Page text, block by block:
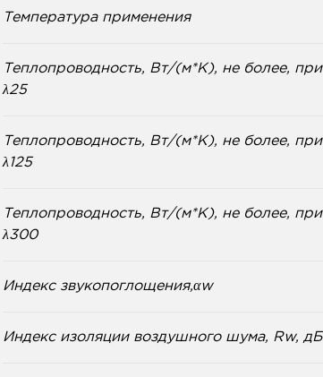
Температура применения
Теплопроводность, Вт/(м*К), не более, при
λ25
Теплопроводность, Вт/(м*К), не более, при
λ125
Теплопроводность, Вт/(м*К), не более, при
λ300
Индекс звукопоглощения,αw
Индекс изоляции воздушного шума, Rw, дБ